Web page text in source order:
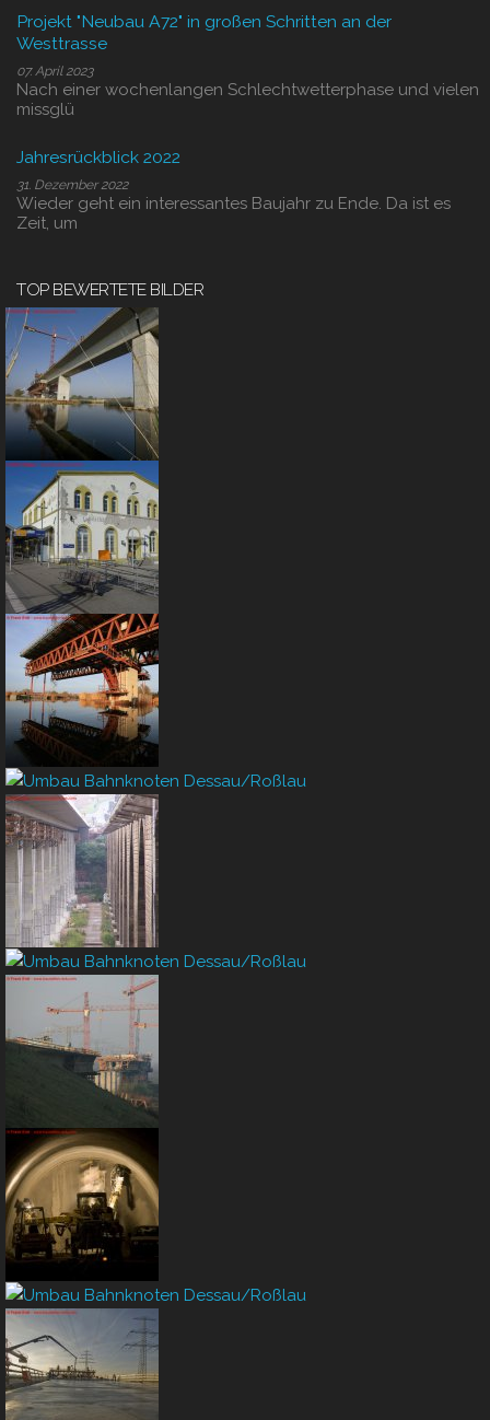
Projekt "Neubau A72" in großen Schritten an der
Westtrasse
07. April 2023
Nach einer wochenlangen Schlechtwetterphase und vielen
missglü
Jahresrückblick 2022
31. Dezember 2022
Wieder geht ein interessantes Baujahr zu Ende. Da ist es
Zeit, um
TOP BEWERTETE BILDER